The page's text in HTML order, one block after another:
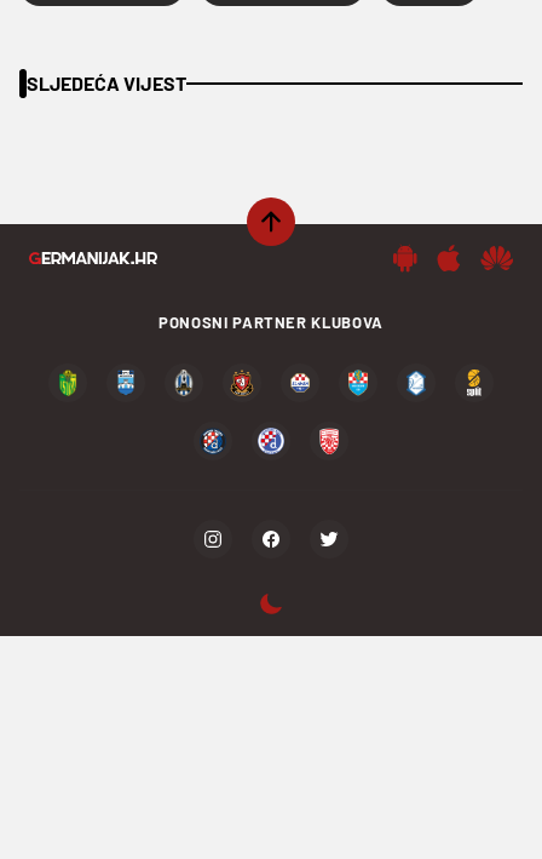
SLJEDEĆA VIJEST
PONOSNI PARTNER KLUBOVA